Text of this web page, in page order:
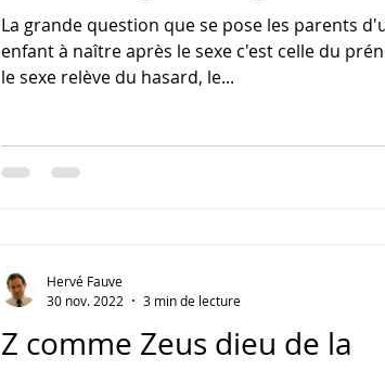
La grande question que se pose les parents
enfant à naître après le sexe c'est celle du
le sexe relève du hasard, le...
Z comme Zeus dieu de la
Hervé Fauve
30 nov. 2022
3 min de lecture